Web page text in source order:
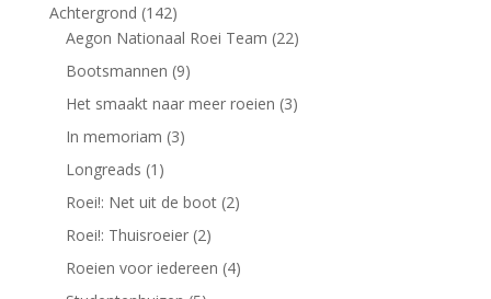
Achtergrond (142)
Aegon Nationaal Roei Team (22)
Bootsmannen (9)
Het smaakt naar meer roeien (3)
In memoriam (3)
Longreads (1)
Roei!: Net uit de boot(2)
Roei!: Thuisroeier(2)
Roeien voor iedereen (4)